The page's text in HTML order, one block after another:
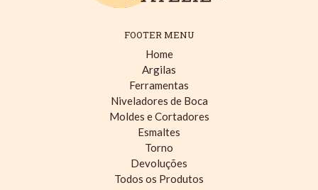
FOOTER MENU
Home
Argilas
Ferramentas
Niveladores de Boca
Moldes e Cortadores
Esmaltes
Torno
Devoluções
Todos os Produtos